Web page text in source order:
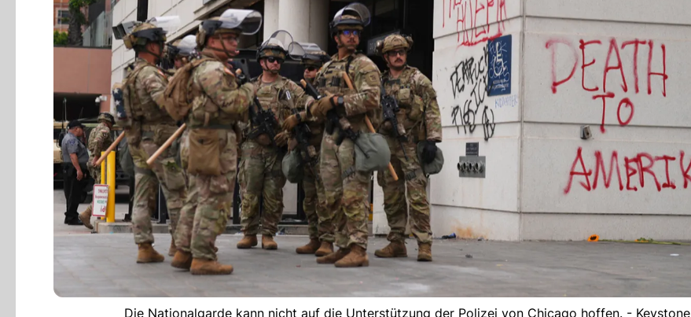
Die Nationalgarde kann nicht auf die Unterstützung der Polizei von Chicago hoffen. - Keystone